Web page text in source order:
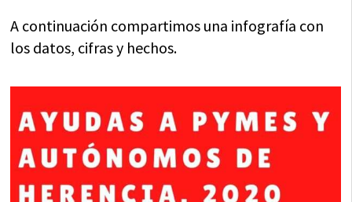
A continuación compartimos una infografía con
los datos, cifras y hechos.